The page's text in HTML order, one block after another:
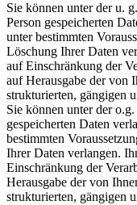
Sie können unter der u.
Person gespeicherten
unter bestimmten
Löschung Ihrer Daten
auf Einschränkung der
auf Herausgabe der von
strukturierten, gängigen
Sie können unter der
gespeicherten Daten
bestimmten
Ihrer Daten verlangen.
Einschränkung der
Herausgabe der von
strukturierten, gängigen